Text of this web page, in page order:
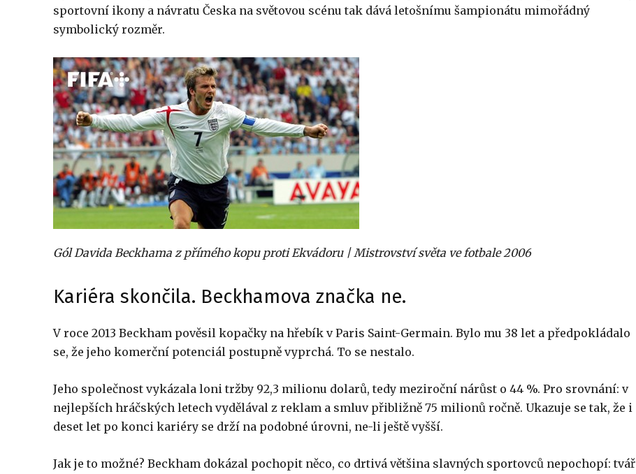
sportovní ikony a návratu Česka na světovou scénu tak dává letošnímu šampionátu mimořádný
symbolický rozměr.
Gól Davida Beckhama z přímého kopu proti Ekvádoru | Mistrovství světa ve fotbale 2006
Kariéra skončila. Beckhamova značka ne.
V roce 2013 Beckham pověsil kopačky na hřebík v Paris Saint-Germain. Bylo mu 38 let a předpokládalo
se, že jeho komerční potenciál postupně vyprchá. To se nestalo.
Jeho společnost vykázala loni tržby 92,3 milionu dolarů, tedy meziroční nárůst o 44 %. Pro srovnání: v
nejlepších hráčských letech vydělával z reklam a smluv přibližně 75 milionů ročně. Ukazuje se tak, že i
deset let po konci kariéry se drží na podobné úrovni, ne-li ještě vyšší.
Jak je to možné? Beckham dokázal pochopit něco, co drtivá většina slavných sportovců nepochopí: tvář